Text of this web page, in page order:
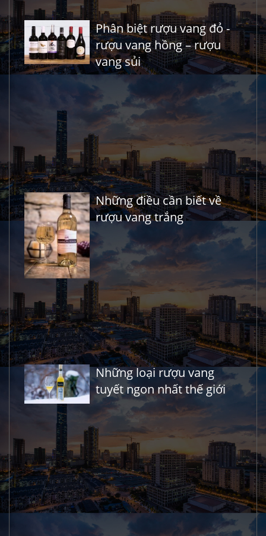
Phân biệt rượu vang đỏ -
rượu vang hồng – rượu
vang sủi
Những điều cần biết về
rượu vang trắng
Những loại rượu vang
tuyết ngon nhất thế giới